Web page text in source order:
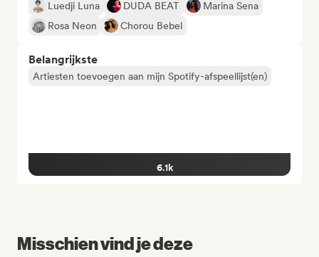
Luedji Luna
DUDA BEAT
Marina Sena
Rosa Neon
Chorou Bebel
Belangrijkste
Artiesten toevoegen aan mijn Spotify-afspeellijst(en)
6.1k
Misschien vind je deze